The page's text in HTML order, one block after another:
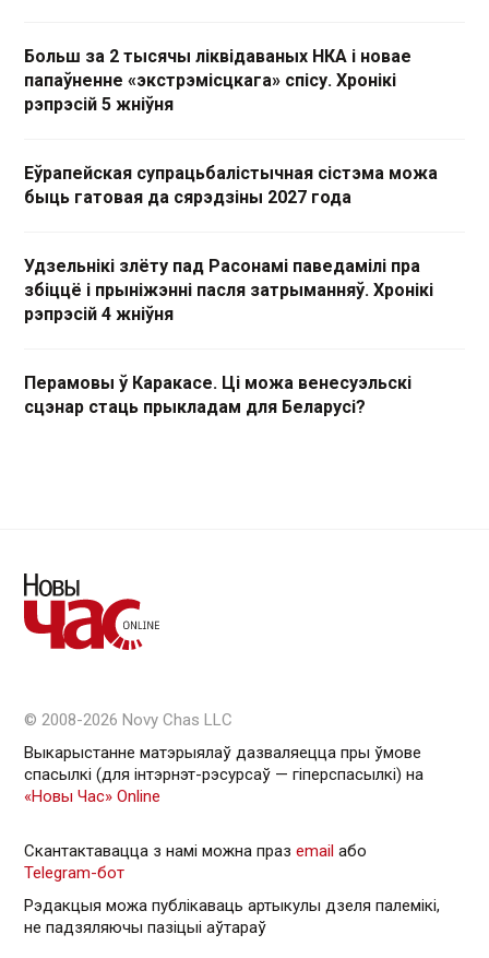
Больш за 2 тысячы ліквідаваных НКА і новае
папаўненне «экстрэмісцкага» спісу. Хронікі
рэпрэсій 5 жніўня
Еўрапейская супрацьбалістычная сістэма можа
быць гатовая да сярэдзіны 2027 года
Удзельнікі злёту пад Расонамі паведамілі пра
збіццё і прыніжэнні пасля затрыманняў. Хронікі
рэпрэсій 4 жніўня
Перамовы ў Каракасе. Ці можа венесуэльскі
сцэнар стаць прыкладам для Беларусі?
© 2008-2026 Novy Chas LLC
Выкарыстанне матэрыялаў дазваляецца пры ўмове
спасылкі (для інтэрнэт-рэсурсаў — гiперспасылкi) на
«Новы Час» Online
Скантактавацца з намі можна праз email або
Telegram-бот
Рэдакцыя можа публікаваць артыкулы дзеля палемікі,
не падзяляючы пазіцыі аўтараў